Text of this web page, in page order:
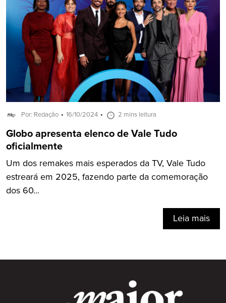
Por: Redação 16/10/2024 2 mins leitura
Globo apresenta elenco de Vale Tudo
oficialmente
Um dos remakes mais esperados da TV, Vale Tudo
estreará em 2025, fazendo parte da comemoração
dos 60...
Leia mais